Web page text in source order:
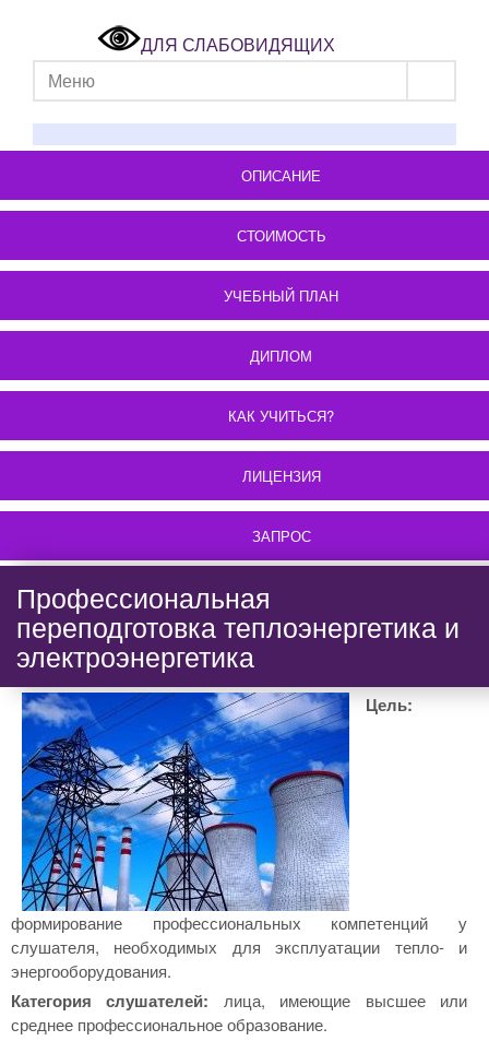
ДЛЯ СЛАБОВИДЯЩИХ
Меню
ОПИСАНИЕ
СТОИМОСТЬ
УЧЕБНЫЙ ПЛАН
ДИПЛОМ
КАК УЧИТЬСЯ?
ЛИЦЕНЗИЯ
ЗАПРОС
Профессиональная
переподготовка теплоэнергетика и
электроэнергетика
Цель:
формирование профессиональных компетенций у
слушателя, необходимых для эксплуатации тепло- и
энергооборудования.
Категория слушателей: лица, имеющие высшее или
среднее профессиональное образование.